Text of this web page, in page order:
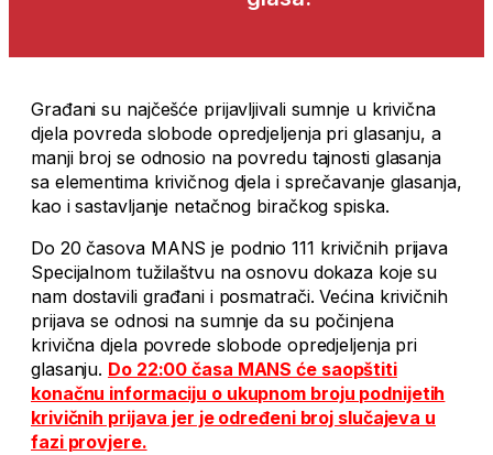
Građani su najčešće prijavljivali sumnje u krivična
djela povreda slobode opredjeljenja pri glasanju, a
manji broj se odnosio na povredu tajnosti glasanja
sa elementima krivičnog djela i sprečavanje glasanja,
kao i sastavljanje netačnog biračkog spiska.
Do 20 časova MANS je podnio 111 krivičnih prijava
Specijalnom tužilaštvu na osnovu dokaza koje su
nam dostavili građani i posmatrači. Većina krivičnih
prijava se odnosi na sumnje da su počinjena
krivična djela povrede slobode opredjeljenja pri
glasanju. Do 22:00 časa MANS će saopštiti
konačnu informaciju o ukupnom broju podnijetih
krivičnih prijava jer je određeni broj slučajeva u
fazi provjere.